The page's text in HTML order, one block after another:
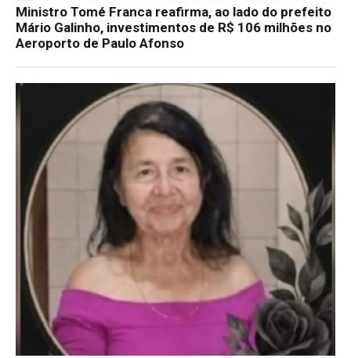
Ministro Tomé Franca reafirma, ao lado do prefeito
Mário Galinho, investimentos de R$ 106 milhões no
Aeroporto de Paulo Afonso